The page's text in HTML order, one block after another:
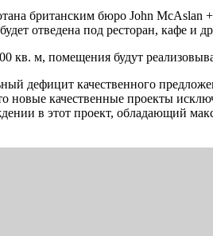
британским бюро John McAslan
отведена под ресторан, кафе
кв. м, помещения будут
дефицит качественного
новые качественные проекты
в этот проект, обладающий